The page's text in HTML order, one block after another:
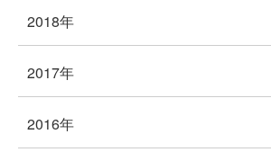
2018年
2017年
2016年